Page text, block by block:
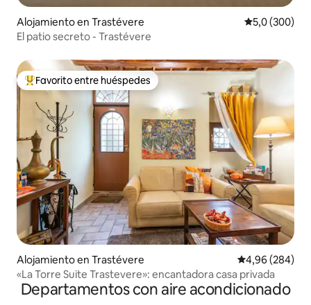
Alojamiento en Trastévere Calificación
5,0 (300)
El patio secreto - Trastévere
Favorito entre los huéspedes más destacados
Favorito entre huéspedes
Alojamiento en Trastévere Calificación
4,96 (284)
«La Torre Suite Trastevere»: encantadora casa privada
Departamentos con aire acondicionado